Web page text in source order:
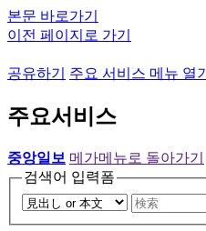
본문 바로가기
이전 페이지로 가기
공유하기 주요 서비스 메뉴 열기
주요서비스
중앙일보 메가메뉴로 돌아가기
검색어 입력폼